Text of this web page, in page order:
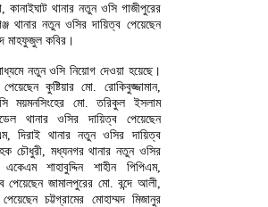
কানাইঘাট থানার নতুন ওসি গাজীপুরের
থানার নতুন ওসির দায়িত্ব পেয়েছেন
মাহফুজুল কবির।
নতুন ওসি নিয়োগ দেওয়া হয়েছে।
কুষ্টিয়ার মো. রোকিবুজ্জামান,
ময়মনসিংহের মো. তরিকুল ইসলাম
থানার ওসির দায়িত্ব পেয়েছেন
দিরাই থানার নতুন ওসির দায়িত্ব
চৌধুরী, মধ্যনগর থানার নতুন ওসির
শাহাবুদ্দিন শাহীন পিপিএম,
পেয়েছেন জামালপুরের মো. বন্দে আলী,
চট্টগ্রামের মোহাম্মদ মিজানুর